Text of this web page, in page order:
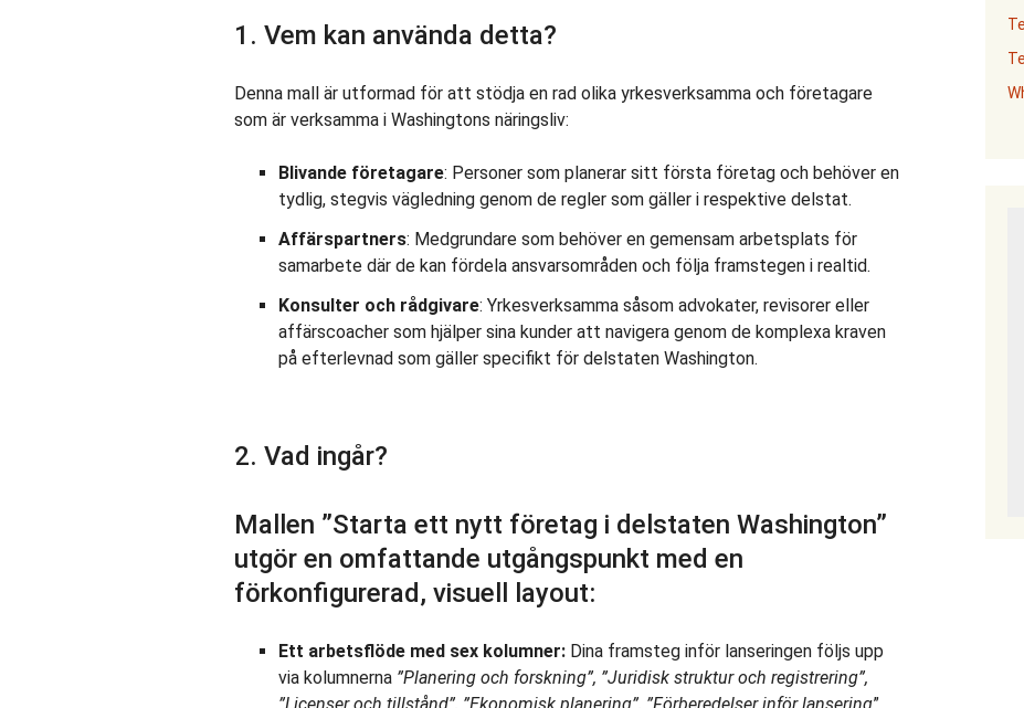
1. Vem kan använda detta?
Denna mall är utformad för att stödja en rad olika yrkesverksamma och företagare
som är verksamma i Washingtons näringsliv:
Blivande företagare: Personer som planerar sitt första företag och behöver en
tydlig, stegvis vägledning genom de regler som gäller i respektive delstat.
Affärspartners: Medgrundare som behöver en gemensam arbetsplats för
samarbete där de kan fördela ansvarsområden och följa framstegen i realtid.
Konsulter och rådgivare: Yrkesverksamma såsom advokater, revisorer eller
affärscoacher som hjälper sina kunder att navigera genom de komplexa kraven
på efterlevnad som gäller specifikt för delstaten Washington.
2. Vad ingår?
Mallen ”Starta ett nytt företag i delstaten Washington”
utgör en omfattande utgångspunkt med en
förkonfigurerad, visuell layout:
Ett arbetsflöde med sex kolumner: Dina framsteg inför lanseringen följs upp
via kolumnerna ”Planering och forskning”, ”Juridisk struktur och registrering”,